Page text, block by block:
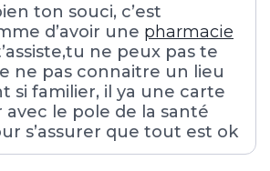
ton souci, c’est
d’avoir une pharmacie
ne peux pas te
ne pas connaitre un lieu
si familier, il ya une carte
avec le pole de la santé
s’assurer que tout est ok